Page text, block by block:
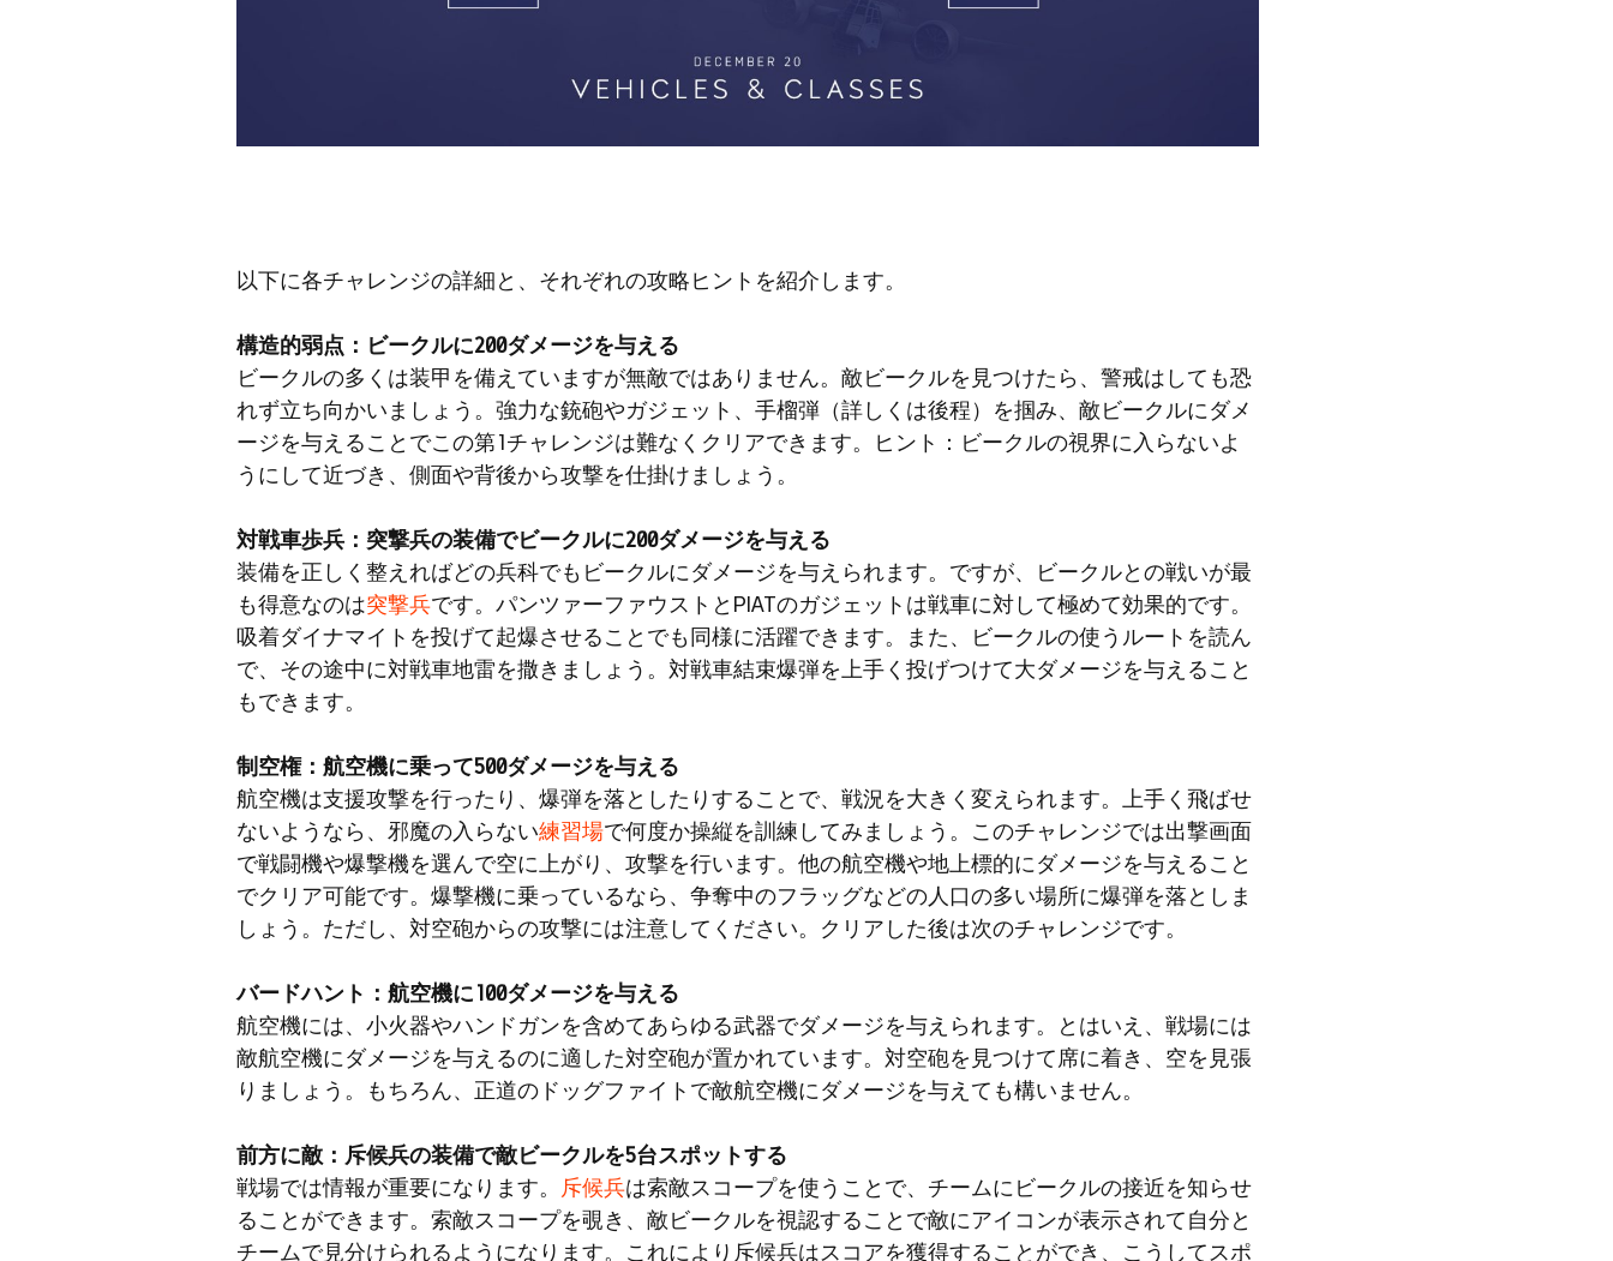
以下に各チャレンジの詳細と、それぞれの攻略ヒントを紹介します。
構造的弱点：ビークルに200ダメージを与える
ビークルの多くは装甲を備えていますが無敵ではありません。敵ビークルを見つけたら、警戒はしても恐
れず立ち向かいましょう。強力な銃砲やガジェット、手榴弾（詳しくは後程）を掴み、敵ビークルにダメ
ージを与えることでこの第1チャレンジは難なくクリアできます。ヒント：ビークルの視界に入らないよ
うにして近づき、側面や背後から攻撃を仕掛けましょう。
対戦車歩兵：突撃兵の装備でビークルに200ダメージを与える
装備を正しく整えればどの兵科でもビークルにダメージを与えられます。ですが、ビークルとの戦いが最
も得意なのは突撃兵です。パンツァーファウストとPIATのガジェットは戦車に対して極めて効果的です。
吸着ダイナマイトを投げて起爆させることでも同様に活躍できます。また、ビークルの使うルートを読ん
で、その途中に対戦車地雷を撒きましょう。対戦車結束爆弾を上手く投げつけて大ダメージを与えること
もできます。
制空権：航空機に乗って500ダメージを与える
航空機は支援攻撃を行ったり、爆弾を落としたりすることで、戦況を大きく変えられます。上手く飛ばせ
ないようなら、邪魔の入らない練習場で何度か操縦を訓練してみましょう。このチャレンジでは出撃画面
で戦闘機や爆撃機を選んで空に上がり、攻撃を行います。他の航空機や地上標的にダメージを与えること
でクリア可能です。爆撃機に乗っているなら、争奪中のフラッグなどの人口の多い場所に爆弾を落としま
しょう。ただし、対空砲からの攻撃には注意してください。クリアした後は次のチャレンジです。
バードハント：航空機に100ダメージを与える
航空機には、小火器やハンドガンを含めてあらゆる武器でダメージを与えられます。とはいえ、戦場には
敵航空機にダメージを与えるのに適した対空砲が置かれています。対空砲を見つけて席に着き、空を見張
りましょう。もちろん、正道のドッグファイトで敵航空機にダメージを与えても構いません。
前方に敵：斥候兵の装備で敵ビークルを5台スポットする
戦場では情報が重要になります。
斥候兵は索敵スコープを使うことで、チームにビークルの接近を知らせ
ることができます。索敵スコープを覗き、敵ビークルを視認することで敵にアイコンが表示されて自分と
チームで見分けられるようになります。これにより斥候兵はスコアを獲得することができ、こうしてスポ